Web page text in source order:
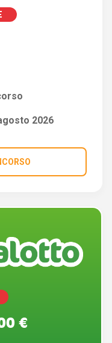
2026
€